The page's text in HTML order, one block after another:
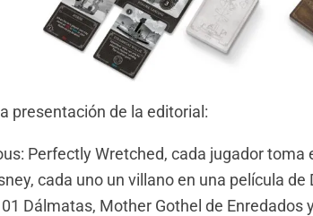
presentación de la editorial:
Perfectly Wretched, cada jugador toma
cada uno un villano en una película
Dálmatas, Mother Gothel de Enredados